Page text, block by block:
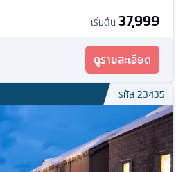
เริ่มต้น 37,999
ดูรายละเอียด
รหัส23435